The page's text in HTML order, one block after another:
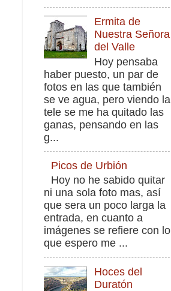
Ermita de
Nuestra Señora
del Valle
Hoy pensaba
haber puesto, un par de
fotos en las que también
se ve agua, pero viendo la
tele se me ha quitado las
ganas, pensando en las
g...
Picos de Urbión
Hoy no he sabido quitar
ni una sola foto mas, así
que sera un poco larga la
entrada, en cuanto a
imágenes se refiere con lo
que espero me ...
Hoces del
Duratón